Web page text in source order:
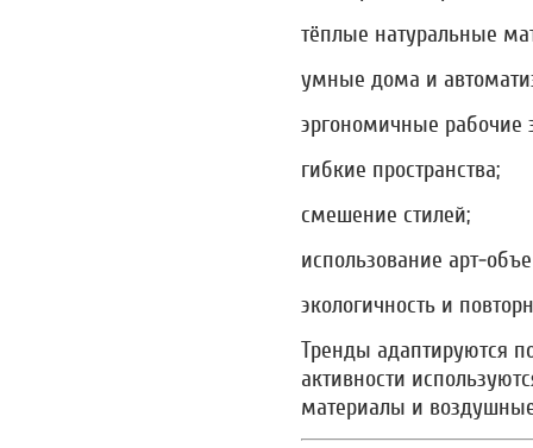
тёплые натуральные
умные дома и
эргономичные рабочие
гибкие пространства;
смешение стилей;
использование арт-
экологичность и
Тренды адаптируются
активности
материалы и